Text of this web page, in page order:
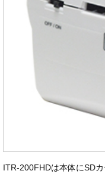
ITR-200FHDは本体にSD